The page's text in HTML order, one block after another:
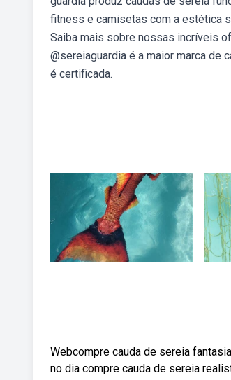
fitness e camisetas com a estética
Saiba mais sobre nossas incríveis
@sereiaguardia é a maior marca de
é certificada.
Webcompre cauda de sereia
no dia compre cauda de sereia